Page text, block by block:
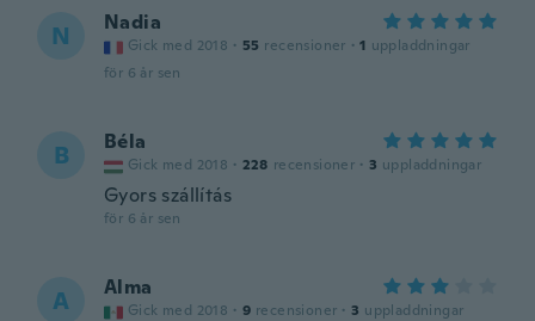
N Nadia
Gick med 2018 · 55 recensioner · 1 uppladdningar
för 6 år sen
B Béla
Gick med 2018 · 228 recensioner · 3 uppladdningar
Gyors szállítás
för 6 år sen
A Alma
Gick med 2018 · 9 recensioner · 3 uppladdningar